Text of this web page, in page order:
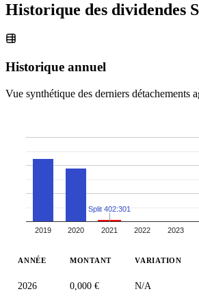
Historique des dividendes
Historique annuel
Vue synthétique des derniers détachements
2019 2020 2021 2022 2023
Split 402:301
ANNÉE MONTANT VARIATION
2026 0,000 € N/A